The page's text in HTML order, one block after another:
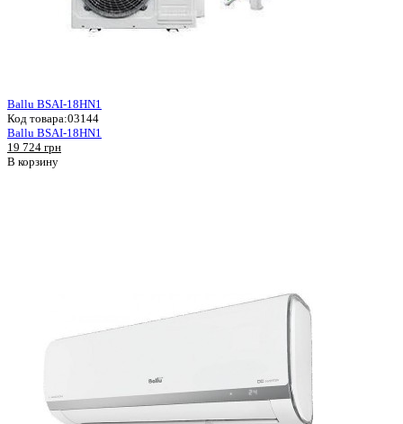
Ballu BSAI-18HN1
Код товара:03144
Ballu BSAI-18HN1
19 724 грн
В корзину